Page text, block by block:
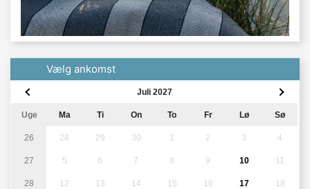
Vælg ankomst
Juli 2027
Uge Ma Ti On To Fr Lø Sø
26 28 29 30 1 2 3 4
27 5 6 7 8 9 10 11
28 12 13 14 15 16 17 18